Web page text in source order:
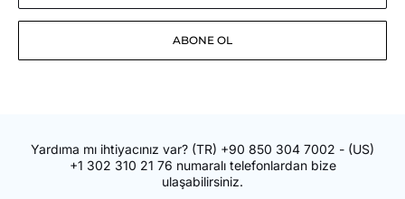
Posta
ABONE OL
Yardıma mı ihtiyacınız var? (TR) +90 850 304 7002 - (US)
+1 302 310 21 76 numaralı telefonlardan bize
ulaşabilirsiniz.